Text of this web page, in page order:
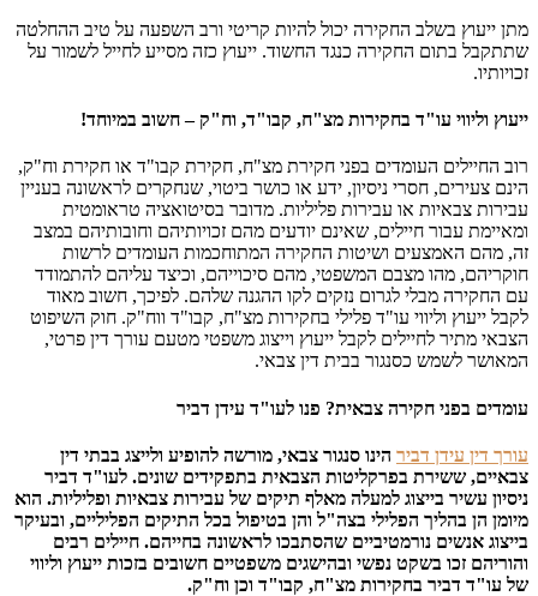
מתן ייעוץ בשלב החקירה יכול להיות קריטי ורב השפעה על טיב ההחלטה
שתתקבל בתום החקירה כנגד החשוד. ייעוץ כזה מסייע לחייל לשמור על
זכויותיו.
ייעוץ וליווי עו"ד בחקירות מצ"ח, קבו"ד, וח"ק – חשוב במיוחד!
רוב החיילים העומדים בפני חקירת מצ"ח, חקירת קבו"ד או חקירת וח"ק,
הינם צעירים, חסרי ניסיון, ידע או כושר ביטוי, שנחקרים לראשונה בעניין
עבירות צבאיות או עבירות פליליות. מדובר בסיטואציה טראומטית
ומאיימת עבור חיילים, שאינם יודעים מהם זכויותיהם וחובותיהם במצב
זה, מהם האמצעים ושיטות החקירה המתוחכמות העומדים לרשות
חוקריהם, מהו מצבם המשפטי, מהם סיכוייהם, וכיצד עליהם להתמודד
עם החקירה מבלי לגרום נזקים לקו ההגנה שלהם. לפיכך, חשוב מאוד
לקבל ייעוץ וליווי עו"ד פלילי בחקירות מצ"ח, קבו"ד ווח"ק. חוק השיפוט
הצבאי מתיר לחיילים לקבל ייעוץ וייצוג משפטי מטעם עורך דין פרטי,
המאושר לשמש כסנגור בבית דין צבאי.
עומדים בפני חקירה צבאית? פנו לעו"ד עידן דביר
עורך דין עידן דביר הינו סנגור צבאי, מורשה להופיע ולייצג בבתי דין
צבאיים, ששירת בפרקליטות הצבאית בתפקידים שונים. לעו"ד דביר
ניסיון עשיר בייצוג למעלה מאלף תיקים של עבירות צבאיות ופליליות. הוא
מיומן הן בהליך הפלילי בצה"ל והן בטיפול בכל התיקים הפליליים, ובעיקר
בייצוג אנשים נורמטיביים שהסתבכו לראשונה בחייהם. חיילים רבים
והוריהם זכו בשקט נפשי ובהישגים משפטיים חשובים בזכות ייעוץ וליווי
של עו"ד דביר בחקירות מצ"ח, קבו"ד וכן וח"ק.